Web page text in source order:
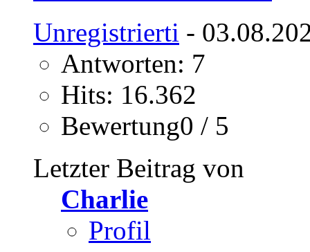
Unregistrierti -
Antworten: 7
Hits: 16.362
Bewertung0 / 5
Letzter Beitrag von
Charlie
Profil